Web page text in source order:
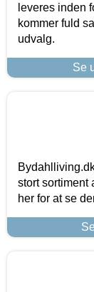
leveres inden
kommer fuld
udvalg.
Se
stort sortiment
her for at se